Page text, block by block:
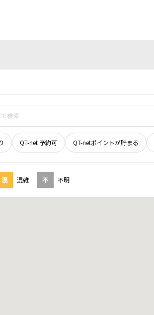
QT-net 予約可 QT-netポイントが貯まる
混 混雑 不 不明